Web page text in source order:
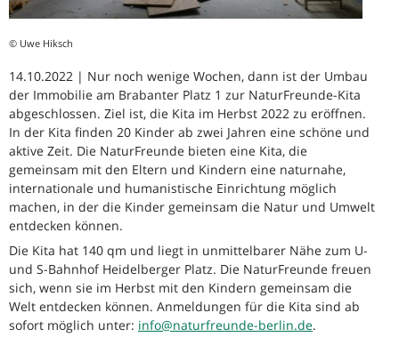
© Uwe Hiksch
14.10.2022 | Nur noch wenige Wochen, dann ist der Umbau
der Immobilie am Brabanter Platz 1 zur NaturFreunde-Kita
abgeschlossen. Ziel ist, die Kita im Herbst 2022 zu eröffnen.
In der Kita finden 20 Kinder ab zwei Jahren eine schöne und
aktive Zeit. Die NaturFreunde bieten eine Kita, die
gemeinsam mit den Eltern und Kindern eine naturnahe,
internationale und humanistische Einrichtung möglich
machen, in der die Kinder gemeinsam die Natur und Umwelt
entdecken können.
Die Kita hat 140 qm und liegt in unmittelbarer Nähe zum U-
und S-Bahnhof Heidelberger Platz. Die NaturFreunde freuen
sich, wenn sie im Herbst mit den Kindern gemeinsam die
Welt entdecken können. Anmeldungen für die Kita sind ab
sofort möglich unter: info@naturfreunde-berlin.de.